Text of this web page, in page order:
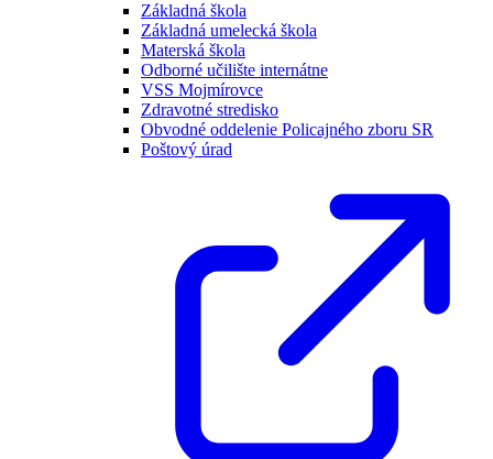
Základná škola
Základná umelecká škola
Materská škola
Odborné učilište internátne
VSS Mojmírovce
Zdravotné stredisko
Obvodné oddelenie Policajného zboru SR
Poštový úrad